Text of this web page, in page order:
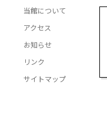
当館について
アクセス
お知らせ
リンク
サイトマップ